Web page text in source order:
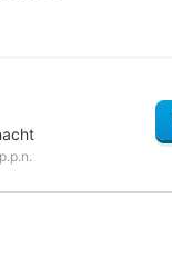
City Centre